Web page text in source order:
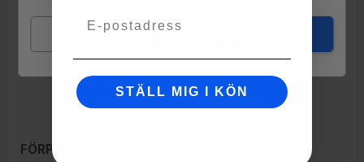
FÖRPACKNING
Mina val
STÄLL MIG I KÖN